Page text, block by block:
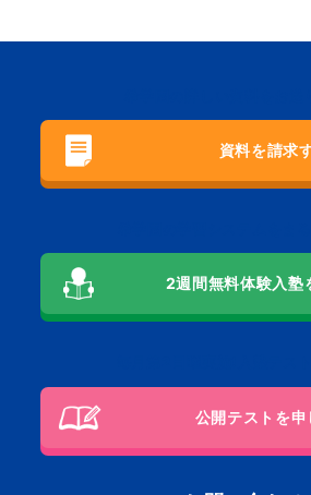
資料を請求
2週間無料体験入塾
公開テストを申